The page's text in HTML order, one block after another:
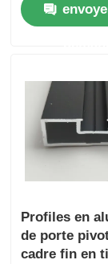
mm-3,0 mm
couper / plier
Profiles en
de porte
cadre fin en